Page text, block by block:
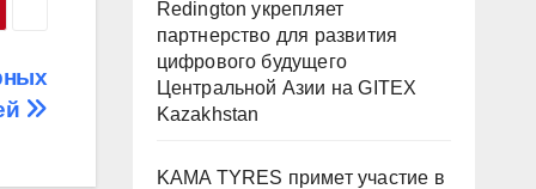
Redington укрепляет
партнерство для развития
цифрового будущего
Центральной Азии на GITEX
Kazakhstan
KAMA TYRES примет участие в